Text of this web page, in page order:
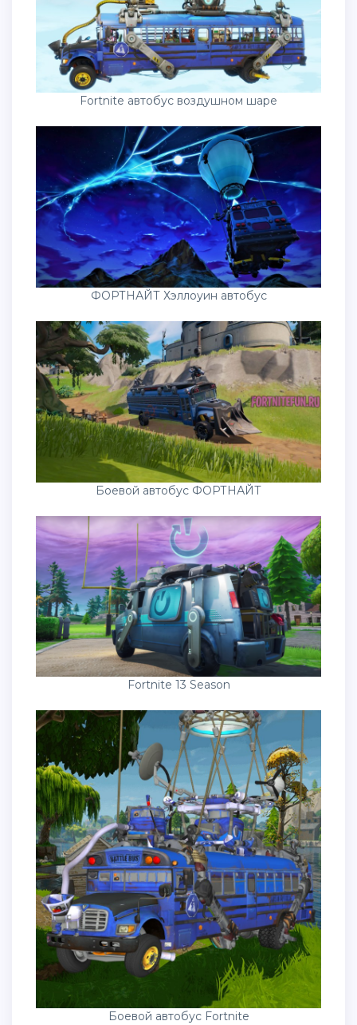
Fortnite автобус воздушном шаре
ФОРТНАЙТ Хэллоуин автобус
Боевой автобус ФОРТНАЙТ
Fortnite 13 Season
Боевой автобус Fortnite